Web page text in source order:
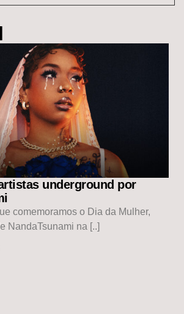
underground por
comemoramos o Dia da Mulher,
NandaTsunami na [..]